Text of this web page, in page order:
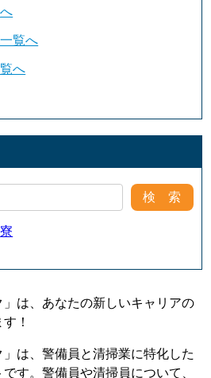
覧へ
へ
寮
」は、あなたの新しいキャリアの
！
」は、警備員と清掃業に特化した
す。警備員や清掃員について、